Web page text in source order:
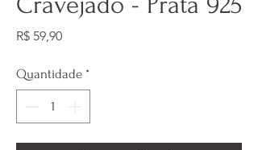
R$ 59,90Preço
Quantidade *